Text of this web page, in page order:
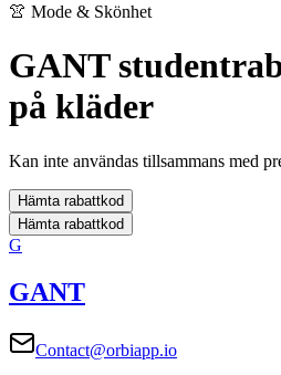
👚 Mode & Skönhet
GANT
på kläder
Kan inte användas tillsammans med
Hämta rabattkod
Hämta rabattkod
G
GANT
Contact@orbiapp.io